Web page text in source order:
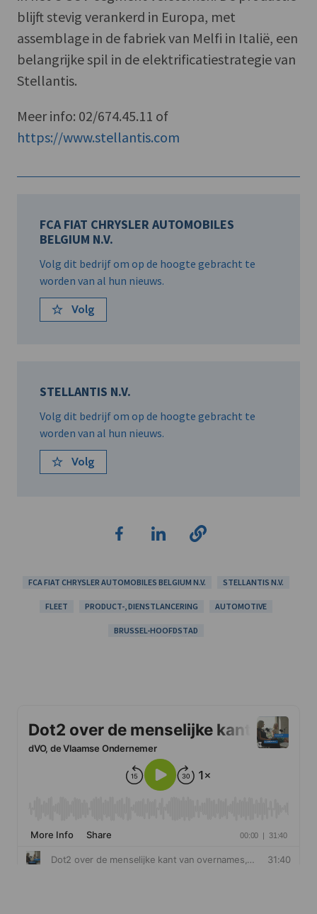
blijft stevig verankerd in Europa, met
assemblage in de fabriek van Melfi in Italië, een
belangrijke spil in de elektrificatiestrategie van
Stellantis.
Meer info: 02/674.45.11 of
https://www.stellantis.com
FCA FIAT CHRYSLER AUTOMOBILES
BELGIUM N.V.
Volg dit bedrijf om op de hoogte gebracht te
worden van al hun nieuws.
Volg
STELLANTIS N.V.
Volg dit bedrijf om op de hoogte gebracht te
worden van al hun nieuws.
Volg
FCA FIAT CHRYSLER AUTOMOBILES BELGIUM N.V. STELLANTIS N.V.
FLEET PRODUCT-, DIENSTLANCERING AUTOMOTIVE
BRUSSEL-HOOFDSTAD